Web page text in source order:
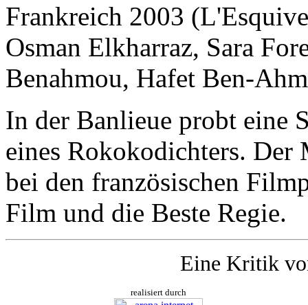
Frankreich 2003
Osman Elkharraz, Sara
Benahmou, Hafet Ben-
In der Banlieue probt eine
eines Rokokodichters.
bei den französischen
Film und die Beste Regie.
Eine Kritik
realisiert durch